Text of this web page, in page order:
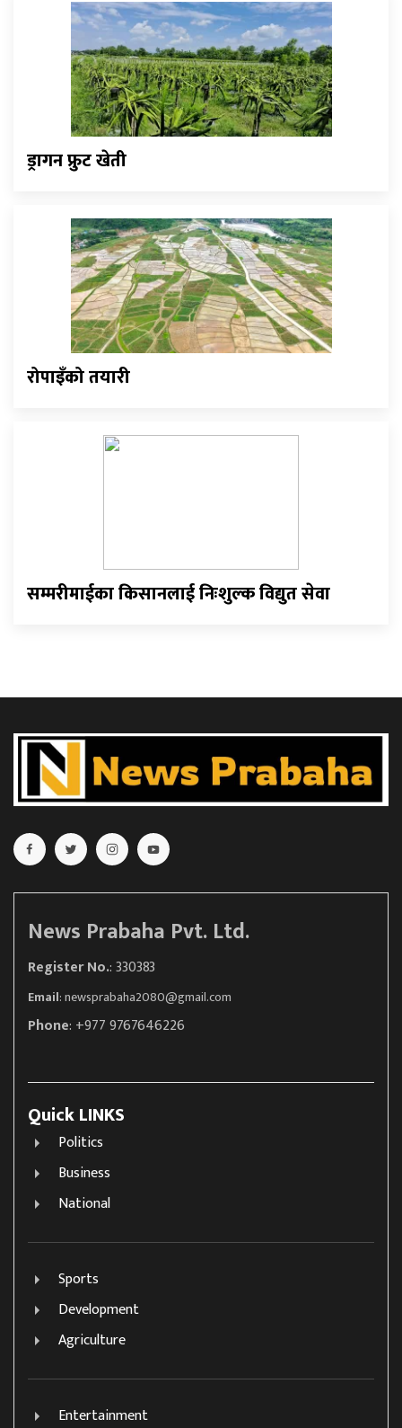
ड्रागन फ्रुट खेती
रोपाइँको तयारी
सम्मरीमाईका किसानलाई निःशुल्क विद्युत सेवा
News Prabaha Pvt. Ltd.
Register No.: 330383
Email:newsprabaha2080@gmail.com
Phone: +977 9767646226
Quick LINKS
Politics
Business
National
Sports
Development
Agriculture
Entertainment